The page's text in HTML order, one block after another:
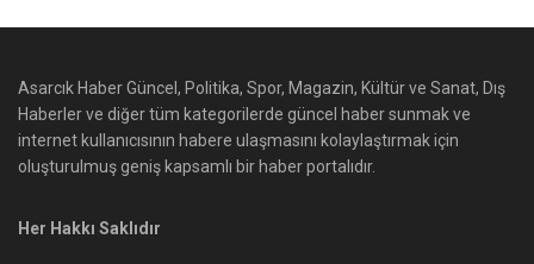
Asarcık Haber Güncel, Politika, Spor, Magazin, Kültür ve Sanat, Dış
Haberler ve diğer tüm kategorilerde güncel haber sunmak ve
internet kullanıcısının habere ulaşmasını kolaylaştırmak için
oluşturulmuş geniş kapsamlı bir haber portalıdır.
Her Hakkı Saklıdır